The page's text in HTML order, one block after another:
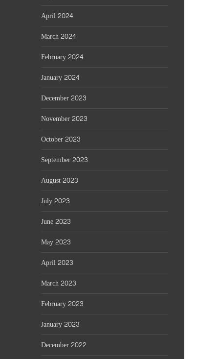
April 2024
March 2024
February 2024
January 2024
December 2023
November 2023
October 2023
September 2023
August 2023
July 2023
June 2023
May 2023
April 2023
March 2023
February 2023
January 2023
December 2022